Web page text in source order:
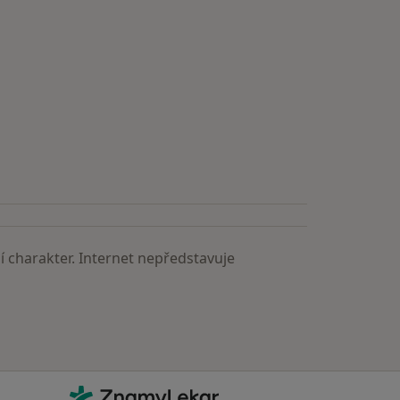
charakter. Internet nepředstavuje
ZnamyLekar - Hlavní stránka